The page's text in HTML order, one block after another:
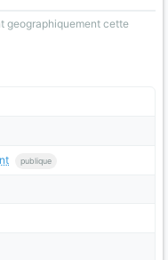
geographiquement cette
publique